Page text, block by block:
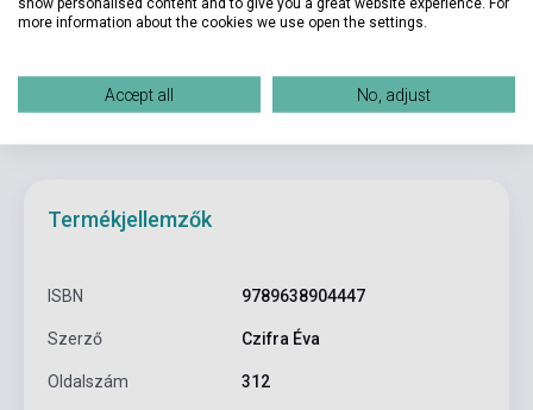
Termékjellemzők
ISBN 9789638904447
Szerző Czifra Éva
Oldalszám 312
more information about the cookies we use open the settings.
Accept all No, adjust